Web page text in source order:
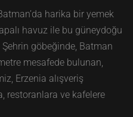
harika bir yemek
havuz ile bu güneydoğu
Şehrin göbeğinde, Batman
mesafede bulunan,
Erzenia alışveriş
restoranlara ve kafelere